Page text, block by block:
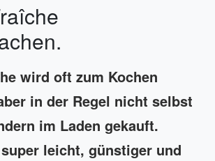
wird oft zum Kochen
in der Regel nicht selbst
im Laden gekauft.
leicht, günstiger und